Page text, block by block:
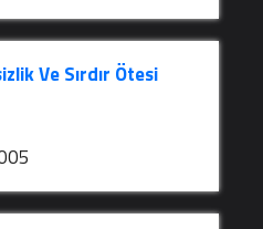
Ve Sırdır Ötesi